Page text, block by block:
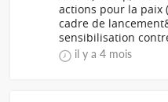
actions pour la paix
cadre de
sensibilisation
il y a 4 mois